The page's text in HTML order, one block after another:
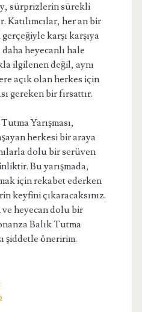
sürprizlerin sürekli
Katılımcılar, her an bir
karşı karşıya
daha heyecanlı hale
ilgilenen değil, aynı
açık olan herkes için
gereken bir fırsattır.
Yarışması,
herkesi bir araya
dolu bir serüven
Bu yarışmada,
için rekabet ederken
keyfini çıkaracaksınız.
heyecan dolu bir
Balık Tutma
şiddetle öneririm.